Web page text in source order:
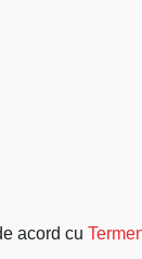
acord cu